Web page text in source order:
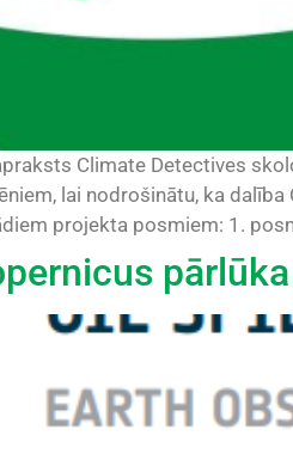
Climate Detectives
lai nodrošinātu, ka
projekta posmiem: 1.